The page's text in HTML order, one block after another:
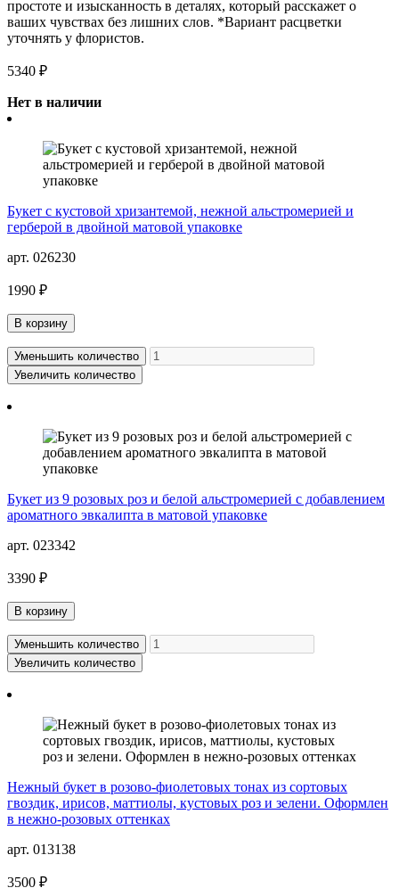
простоте и изысканность в деталях, который расскажет о
ваших чувствах без лишних слов. *Вариант расцветки
уточнять у флористов.
5340 ₽
Нет в наличии
Букет с кустовой хризантемой, нежной альстромерией и
герберой в двойной матовой упаковке
арт. 026230
1990 ₽
В корзину
Уменьшить количество
Увеличить количество
Букет из 9 розовых роз и белой альстромерией с добавлением
ароматного эвкалипта в матовой упаковке
арт. 023342
3390 ₽
В корзину
Уменьшить количество
Увеличить количество
Нежный букет в розово-фиолетовых тонах из сортовых
гвоздик, ирисов, маттиолы, кустовых роз и зелени. Оформлен
в нежно-розовых оттенках
арт. 013138
3500 ₽